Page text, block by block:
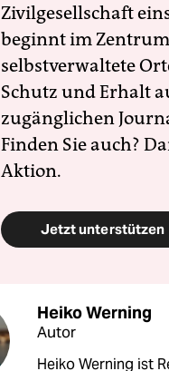
Zivilgesellschaft
beginnt im
selbstverwaltete
Schutz und Erhalt
zugänglichen
Finden Sie auch?
Aktion.
Jetzt unterstützen
Heiko Werning
Autor
Heiko Werning ist